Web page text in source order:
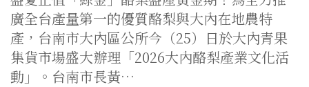
廣全台產量第一的優質酪梨與大內在地農特
產，台南市大內區公所今（25）日於大內青果
集貨市場盛大辦理「2026大內酪梨產業文化活
動」。台南市長黃…